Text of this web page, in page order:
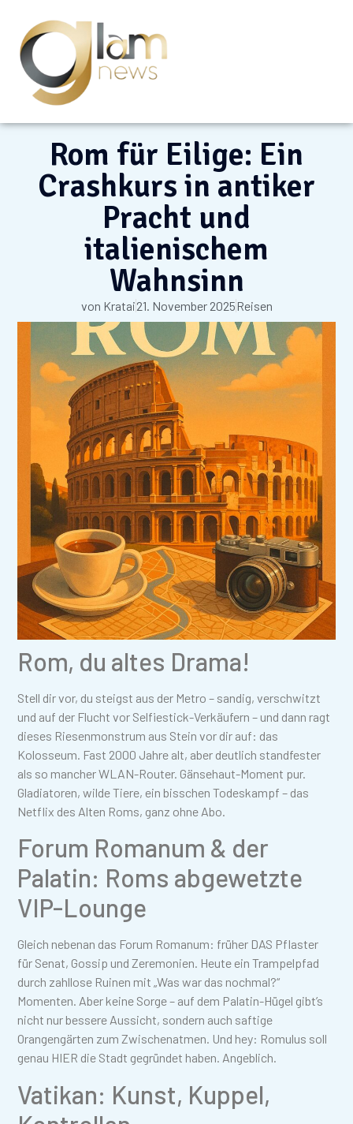
Rom für Eilige: Ein
Crashkurs in antiker
Pracht und
italienischem
Wahnsinn
von Kratai21. November 2025Reisen
Rom, du altes Drama!
Stell dir vor, du steigst aus der Metro – sandig, verschwitzt
und auf der Flucht vor Selfiestick-Verkäufern – und dann ragt
dieses Riesenmonstrum aus Stein vor dir auf: das
Kolosseum. Fast 2000 Jahre alt, aber deutlich standfester
als so mancher WLAN-Router. Gänsehaut-Moment pur.
Gladiatoren, wilde Tiere, ein bisschen Todeskampf – das
Netflix des Alten Roms, ganz ohne Abo.
Forum Romanum & der
Palatin: Roms abgewetzte
VIP-Lounge
Gleich nebenan das Forum Romanum: früher DAS Pflaster
für Senat, Gossip und Zeremonien. Heute ein Trampelpfad
durch zahllose Ruinen mit „Was war das nochmal?“
Momenten. Aber keine Sorge – auf dem Palatin-Hügel gibt’s
nicht nur bessere Aussicht, sondern auch saftige
Orangengärten zum Zwischenatmen. Und hey: Romulus soll
genau HIER die Stadt gegründet haben. Angeblich.
Vatikan: Kunst, Kuppel,